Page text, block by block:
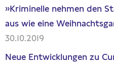
»Kriminelle nehmen den
aus wie eine
30.10.2019
Neue Entwicklungen zu